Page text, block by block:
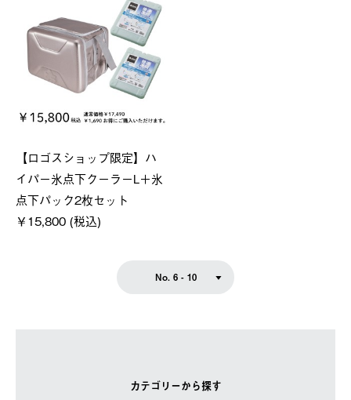
カテゴリーから探す
【ロゴスショップ限定】ハ
イパー氷点下クーラーL＋氷
点下パック2枚セット
￥15,800 (税込)
No. 6 - 10